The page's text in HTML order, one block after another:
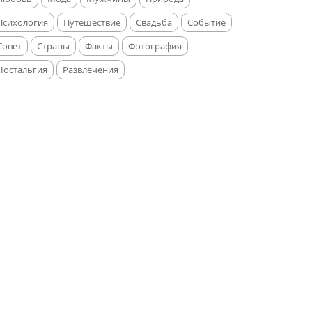
Путешествие Свадьба
Событие
Страны Факты
Фотография
Развлечения